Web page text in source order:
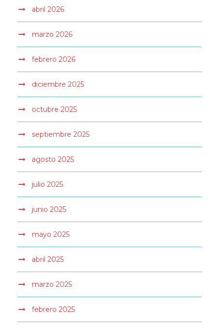
abril 2026
marzo 2026
febrero 2026
diciembre 2025
octubre 2025
septiembre 2025
agosto 2025
julio 2025
junio 2025
mayo 2025
abril 2025
marzo 2025
febrero 2025